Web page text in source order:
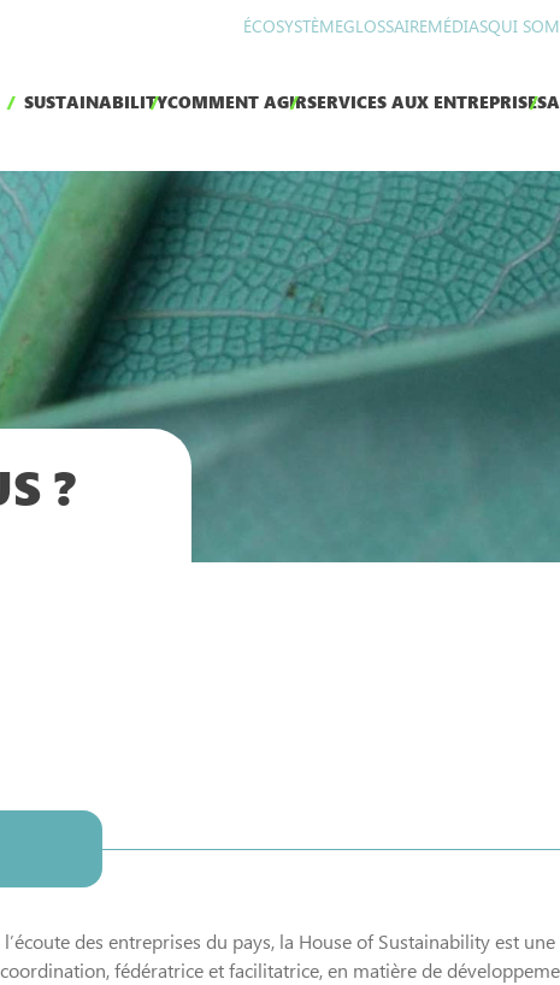
ÉCOSYSTÈMEGLOSSAIREMÉDIASQUI
SUSTAINABILITYCOMMENT AGIRSERVICES AUX ENTREPRISES
?
des entreprises du pays, la House of Sustainability est une
fédératrice et facilitatrice, en matière de